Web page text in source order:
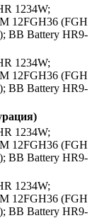
1234W;
12FGH36 (FGH
BB Battery HR9-
1234W;
12FGH36 (FGH
BB Battery HR9-
1234W;
12FGH36 (FGH
BB Battery HR9-
1234W;
12FGH36 (FGH
BB Battery HR9-